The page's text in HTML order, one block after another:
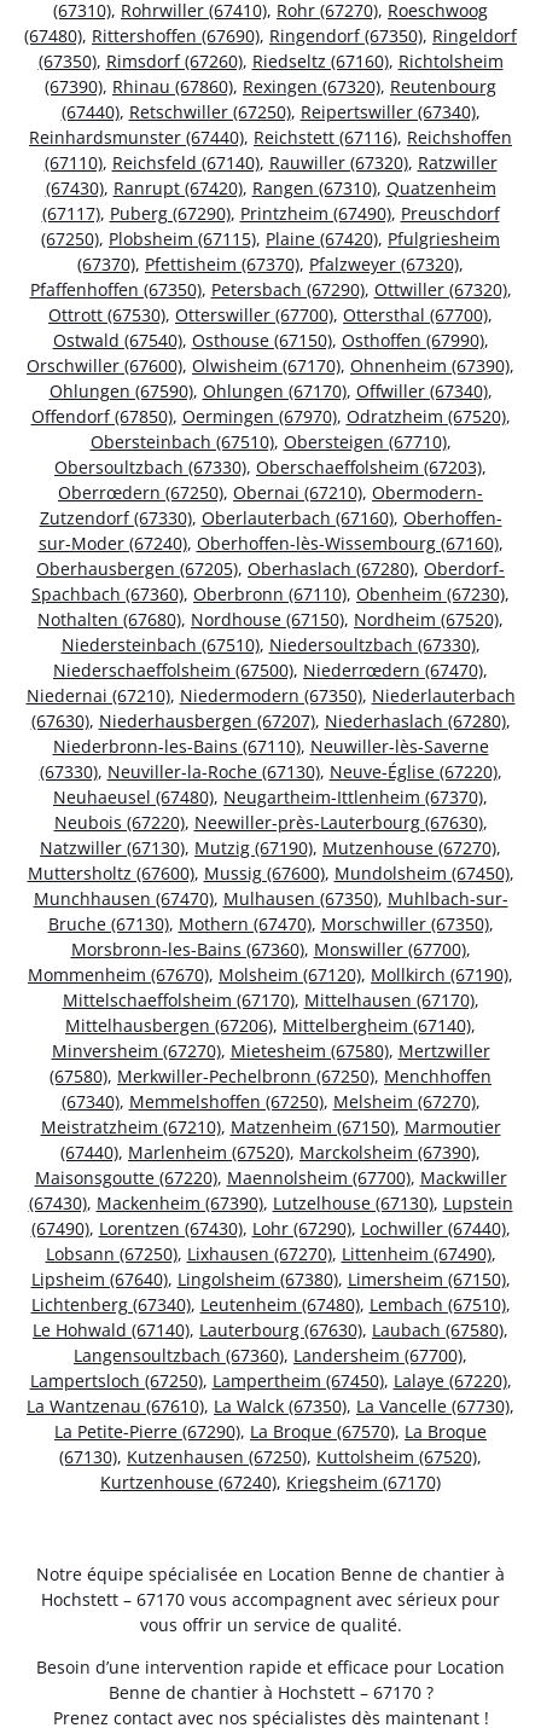
(67310), Rohrwiller (67410), Rohr (67270), Roeschwoog
(67480), Rittershoffen (67690), Ringendorf (67350), Ringeldorf
(67350), Rimsdorf (67260), Riedseltz (67160), Richtolsheim
(67390), Rhinau (67860), Rexingen (67320), Reutenbourg
(67440), Retschwiller (67250), Reipertswiller (67340),
Reinhardsmunster (67440), Reichstett (67116), Reichshoffen
(67110), Reichsfeld (67140), Rauwiller (67320), Ratzwiller
(67430), Ranrupt (67420), Rangen (67310), Quatzenheim
(67117), Puberg (67290), Printzheim (67490), Preuschdorf
(67250), Plobsheim (67115), Plaine (67420), Pfulgriesheim
(67370), Pfettisheim (67370), Pfalzweyer (67320),
Pfaffenhoffen (67350), Petersbach (67290), Ottwiller (67320),
Ottrott (67530), Otterswiller (67700), Ottersthal (67700),
Ostwald (67540), Osthouse (67150), Osthoffen (67990),
Orschwiller (67600), Olwisheim (67170), Ohnenheim (67390),
Ohlungen (67590), Ohlungen (67170), Offwiller (67340),
Offendorf (67850), Oermingen (67970), Odratzheim (67520),
Obersteinbach (67510), Obersteigen (67710),
Obersoultzbach (67330), Oberschaeffolsheim (67203),
Oberrœdern (67250), Obernai (67210), Obermodern-
Zutzendorf (67330), Oberlauterbach (67160), Oberhoffen-
sur-Moder (67240), Oberhoffen-lès-Wissembourg (67160),
Oberhausbergen (67205), Oberhaslach (67280), Oberdorf-
Spachbach (67360), Oberbronn (67110), Obenheim (67230),
Nothalten (67680), Nordhouse (67150), Nordheim (67520),
Niedersteinbach (67510), Niedersoultzbach (67330),
Niederschaeffolsheim (67500), Niederrœdern (67470),
Niedernai (67210), Niedermodern (67350), Niederlauterbach
(67630), Niederhausbergen (67207), Niederhaslach (67280),
Niederbronn-les-Bains (67110), Neuwiller-lès-Saverne
(67330), Neuviller-la-Roche (67130), Neuve-Église (67220),
Neuhaeusel (67480), Neugartheim-Ittlenheim (67370),
Neubois (67220), Neewiller-près-Lauterbourg (67630),
Natzwiller (67130), Mutzig (67190), Mutzenhouse (67270),
Muttersholtz (67600), Mussig (67600), Mundolsheim (67450),
Munchhausen (67470), Mulhausen (67350), Muhlbach-sur-
Bruche (67130), Mothern (67470), Morschwiller (67350),
Morsbronn-les-Bains (67360), Monswiller (67700),
Mommenheim (67670), Molsheim (67120), Mollkirch (67190),
Mittelschaeffolsheim (67170), Mittelhausen (67170),
Mittelhausbergen (67206), Mittelbergheim (67140),
Minversheim (67270), Mietesheim (67580), Mertzwiller
(67580), Merkwiller-Pechelbronn (67250), Menchhoffen
(67340), Memmelshoffen (67250), Melsheim (67270),
Meistratzheim (67210), Matzenheim (67150), Marmoutier
(67440), Marlenheim (67520), Marckolsheim (67390),
Maisonsgoutte (67220), Maennolsheim (67700), Mackwiller
(67430), Mackenheim (67390), Lutzelhouse (67130), Lupstein
(67490), Lorentzen (67430), Lohr (67290), Lochwiller (67440),
Lobsann (67250), Lixhausen (67270), Littenheim (67490),
Lipsheim (67640), Lingolsheim (67380), Limersheim (67150),
Lichtenberg (67340), Leutenheim (67480), Lembach (67510),
Le Hohwald (67140), Lauterbourg (67630), Laubach (67580),
Langensoultzbach (67360), Landersheim (67700),
Lampertsloch (67250), Lampertheim (67450), Lalaye (67220),
La Wantzenau (67610), La Walck (67350), La Vancelle (67730),
La Petite-Pierre (67290), La Broque (67570), La Broque
(67130), Kutzenhausen (67250), Kuttolsheim (67520),
Kurtzenhouse (67240), Kriegsheim (67170)
Notre équipe spécialisée en Location Benne de chantier à
Hochstett – 67170 vous accompagnent avec sérieux pour
vous offrir un service de qualité.
Besoin d’une intervention rapide et efficace pour Location
Benne de chantier à Hochstett – 67170 ?
Prenez contact avec nos spécialistes dès maintenant !